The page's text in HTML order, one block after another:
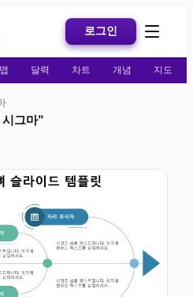
로그인
달력 차트 개념 지도
시그마”